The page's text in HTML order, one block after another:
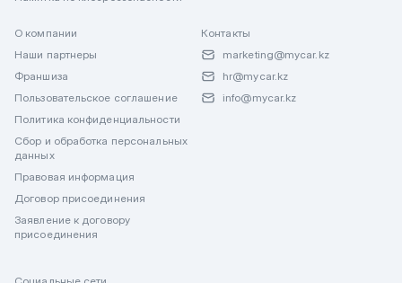
О компании
Наши партнеры
Франшиза
Пользовательское соглашение
Политика конфиденциальности
Сбор и обработка персональных
данных
Правовая информация
Договор присоединения
Заявление к договору
присоединения
Контакты
marketing@mycar.kz
hr@mycar.kz
info@mycar.kz